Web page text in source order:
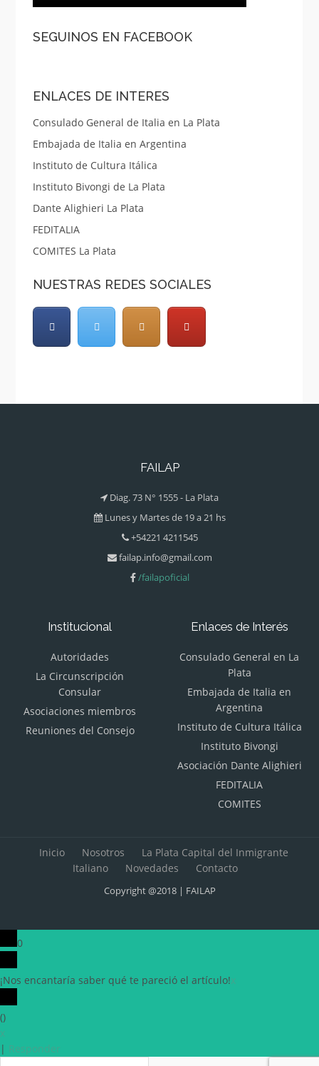
SEGUINOS EN FACEBOOK
ENLACES DE INTERES
Consulado General de Italia en La Plata
Embajada de Italia en Argentina
Instituto de Cultura Itálica
Instituto Bivongi de La Plata
Dante Alighieri La Plata
FEDITALIA
COMITES La Plata
NUESTRAS REDES SOCIALES
FAILAP
Diag. 73 N° 1555 - La Plata
Lunes y Martes de 19 a 21 hs
+54221 4211545
failap.info@gmail.com
/failapoficial
Institucional
Autoridades
La Circunscripción
Consular
Asociaciones miembros
Reuniones del Consejo
Enlaces de Interés
Consulado General en La
Plata
Embajada de Italia en
Argentina
Instituto de Cultura Itálica
Instituto Bivongi
Asociación Dante Alighieri
FEDITALIA
COMITES
Inicio Nosotros
La Plata Capital del Inmigrante
Italiano
Novedades Contacto
Copyright @2018 | FAILAP
0
¡Nos encantaría saber qué te pareció el artículo!x
()
x
| Responder